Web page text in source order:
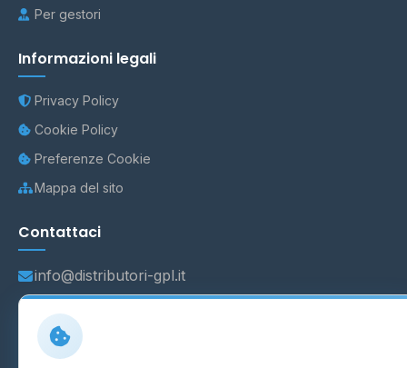
Per gestori
Informazioni legali
Privacy Policy
Cookie Policy
Preferenze Cookie
Mappa del sito
Contattaci
info@distributori-gpl.it